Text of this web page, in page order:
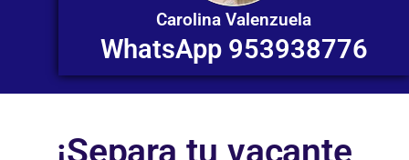
Carolina Valenzuela
WhatsApp 953938776